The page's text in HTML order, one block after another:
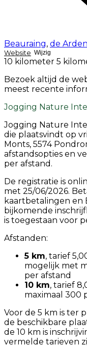
Beauraing, de
Website Wijzig
10 kilometer 5
Bezoek altijd de
meest recente
Jogging Nature
Jogging Nature
die plaatsvindt op
Monts, 5574
afstandsopties en
per afstand.
De registratie is
met 25/06/2026.
kaartbetalingen en
bijkomende
is toegestaan voor
Afstanden:
5 km, tarief
mogelijk met
per afstand
10 km, tarief
maximaal 300
Voor de 5 km is ter
de beschikbare
de 10 km is
vermelde tarieven